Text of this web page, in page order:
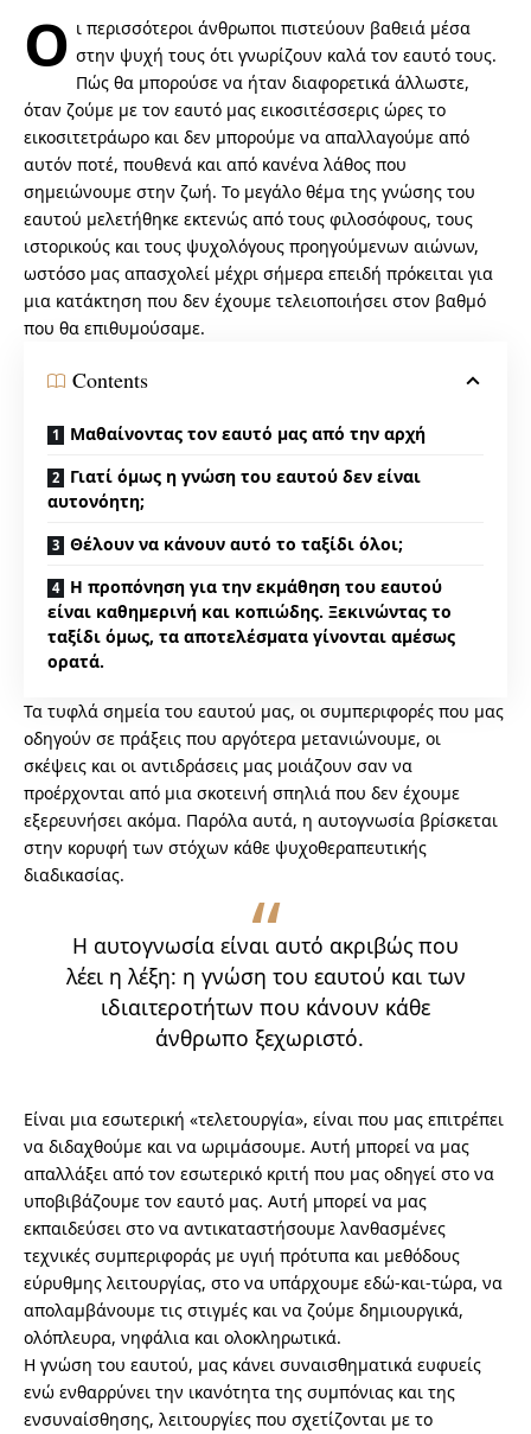
Ο ι περισσότεροι άνθρωποι πιστεύουν βαθειά μέσα
στην ψυχή τους ότι γνωρίζουν καλά τον εαυτό τους.
Πώς θα μπορούσε να ήταν διαφορετικά άλλωστε,
όταν ζούμε με τον εαυτό μας εικοσιτέσσερις ώρες το
εικοσιτετράωρο και δεν μπορούμε να απαλλαγούμε από
αυτόν ποτέ, πουθενά και από κανένα λάθος που
σημειώνουμε στην ζωή. Το μεγάλο θέμα της γνώσης του
εαυτού μελετήθηκε εκτενώς από τους φιλοσόφους, τους
ιστορικούς και τους ψυχολόγους προηγούμενων αιώνων,
ωστόσο μας απασχολεί μέχρι σήμερα επειδή πρόκειται για
μια κατάκτηση που δεν έχουμε τελειοποιήσει στον βαθμό
που θα επιθυμούσαμε.
Contents
Μαθαίνοντας τον εαυτό μας από την αρχή
Γιατί όμως η γνώση του εαυτού δεν είναι
αυτονόητη;
Θέλουν να κάνουν αυτό το ταξίδι όλοι;
Η προπόνηση για την εκμάθηση του εαυτού
είναι καθημερινή και κοπιώδης. Ξεκινώντας το
ταξίδι όμως, τα αποτελέσματα γίνονται αμέσως
ορατά.
Τα τυφλά σημεία του εαυτού μας, οι συμπεριφορές που μας
οδηγούν σε πράξεις που αργότερα μετανιώνουμε, οι
σκέψεις και οι αντιδράσεις μας μοιάζουν σαν να
προέρχονται από μια σκοτεινή σπηλιά που δεν έχουμε
εξερευνήσει ακόμα. Παρόλα αυτά, η αυτογνωσία βρίσκεται
στην κορυφή των στόχων κάθε ψυχοθεραπευτικής
διαδικασίας.
Η αυτογνωσία είναι αυτό ακριβώς που
λέει η λέξη: η γνώση του εαυτού και των
ιδιαιτεροτήτων που κάνουν κάθε
άνθρωπο ξεχωριστό.
Είναι μια εσωτερική «τελετουργία», είναι που μας επιτρέπει
να διδαχθούμε και να ωριμάσουμε. Αυτή μπορεί να μας
απαλλάξει από τον εσωτερικό κριτή που μας οδηγεί στο να
υποβιβάζουμε τον εαυτό μας. Αυτή μπορεί να μας
εκπαιδεύσει στο να αντικαταστήσουμε λανθασμένες
τεχνικές συμπεριφοράς με υγιή πρότυπα και μεθόδους
εύρυθμης λειτουργίας, στο να υπάρχουμε εδώ-και-τώρα, να
απολαμβάνουμε τις στιγμές και να ζούμε δημιουργικά,
ολόπλευρα, νηφάλια και ολοκληρωτικά.
Η γνώση του εαυτού, μας κάνει συναισθηματικά ευφυείς
ενώ ενθαρρύνει την ικανότητα της συμπόνιας και της
ενσυναίσθησης, λειτουργίες που σχετίζονται με το